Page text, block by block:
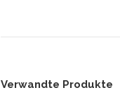
Verwandte Produkte